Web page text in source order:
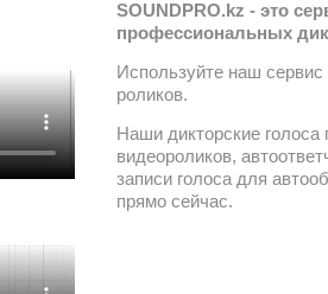
SOUNDPRO.kz - это
профессиональных
Используйте наш
роликов.
Наши дикторские голоса
видеороликов,
записи голоса для
прямо сейчас.